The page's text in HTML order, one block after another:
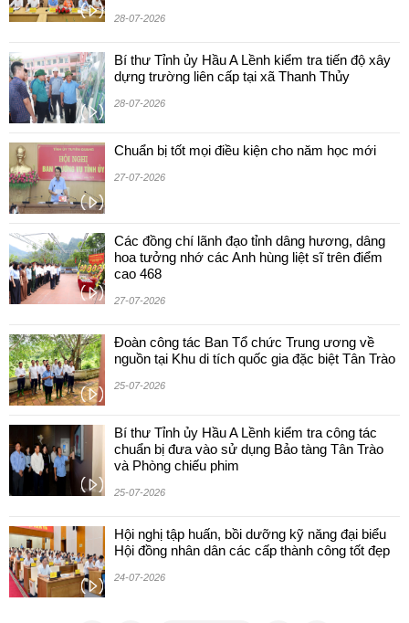
28-07-2026
Bí thư Tỉnh ủy Hầu A Lềnh kiểm tra tiến độ xây
dựng trường liên cấp tại xã Thanh Thủy
28-07-2026
Chuẩn bị tốt mọi điều kiện cho năm học mới
27-07-2026
Các đồng chí lãnh đạo tỉnh dâng hương, dâng
hoa tưởng nhớ các Anh hùng liệt sĩ trên điểm
cao 468
27-07-2026
Đoàn công tác Ban Tổ chức Trung ương về
nguồn tại Khu di tích quốc gia đặc biệt Tân Trào
25-07-2026
Bí thư Tỉnh ủy Hầu A Lềnh kiểm tra công tác
chuẩn bị đưa vào sử dụng Bảo tàng Tân Trào
và Phòng chiếu phim
25-07-2026
Hội nghị tập huấn, bồi dưỡng kỹ năng đại biểu
Hội đồng nhân dân các cấp thành công tốt đẹp
24-07-2026